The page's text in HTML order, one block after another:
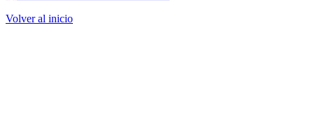
Volver al inicio